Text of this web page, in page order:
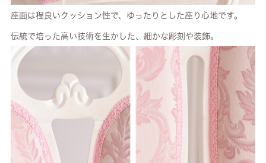
座面は程良いクッション性で、ゆったりとした座り心地です。
伝統で培った高い技術を生かした、細かな彫刻や装飾。